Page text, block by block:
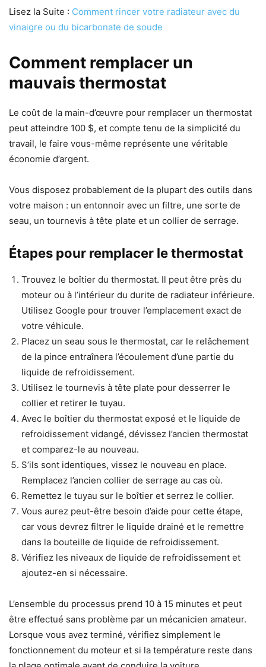
Lisez la Suite : Comment rincer votre radiateur avec du
vinaigre ou du bicarbonate de soude
Comment remplacer un
mauvais thermostat
Le coût de la main-d’œuvre pour remplacer un thermostat
peut atteindre 100 $, et compte tenu de la simplicité du
travail, le faire vous-même représente une véritable
économie d’argent.
Vous disposez probablement de la plupart des outils dans
votre maison : un entonnoir avec un filtre, une sorte de
seau, un tournevis à tête plate et un collier de serrage.
Étapes pour remplacer le thermostat
Trouvez le boîtier du thermostat. Il peut être près du
moteur ou à l’intérieur du durite de radiateur inférieure.
Utilisez Google pour trouver l’emplacement exact de
votre véhicule.
Placez un seau sous le thermostat, car le relâchement
de la pince entraînera l’écoulement d’une partie du
liquide de refroidissement.
Utilisez le tournevis à tête plate pour desserrer le
collier et retirer le tuyau.
Avec le boîtier du thermostat exposé et le liquide de
refroidissement vidangé, dévissez l’ancien thermostat
et comparez-le au nouveau.
S’ils sont identiques, vissez le nouveau en place.
Remplacez l’ancien collier de serrage au cas où.
Remettez le tuyau sur le boîtier et serrez le collier.
Vous aurez peut-être besoin d’aide pour cette étape,
car vous devrez filtrer le liquide drainé et le remettre
dans la bouteille de liquide de refroidissement.
Vérifiez les niveaux de liquide de refroidissement et
ajoutez-en si nécessaire.
L’ensemble du processus prend 10 à 15 minutes et peut
être effectué sans problème par un mécanicien amateur.
Lorsque vous avez terminé, vérifiez simplement le
fonctionnement du moteur et si la température reste dans